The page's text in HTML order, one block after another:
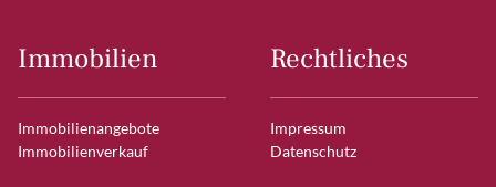
Immobilien
Immobilienangebote
Immobilienverkauf
Rechtliches
Impressum
Datenschutz